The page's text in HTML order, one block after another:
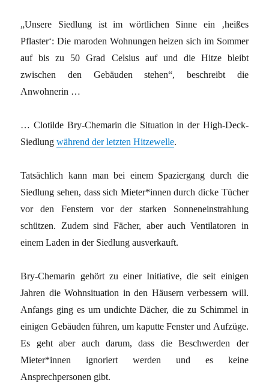
„Unsere Siedlung ist im wörtlichen Sinne ein ‚heißes
Pflaster‘: Die maroden Wohnungen heizen sich im Sommer
auf bis zu 50 Grad Celsius auf und die Hitze bleibt
zwischen den Gebäuden stehen“, beschreibt die
Anwohnerin …
… Clotilde Bry-Chemarin die Situation in der High-Deck-
Siedlungwährend der letzten Hitzewelle.
Tatsächlich kann man bei einem Spaziergang durch die
Siedlung sehen, dass sich Mieter*innen durch dicke Tücher
vor den Fenstern vor der starken Sonneneinstrahlung
schützen. Zudem sind Fächer, aber auch Ventilatoren in
einem Laden in der Siedlung ausverkauft.
Bry-Chemarin gehört zu einer Initiative, die seit einigen
Jahren die Wohnsituation in den Häusern verbessern will.
Anfangs ging es um undichte Dächer, die zu Schimmel in
einigen Gebäuden führen, um kaputte Fenster und Aufzüge.
Es geht aber auch darum, dass die Beschwerden der
Mieter*innen ignoriert werden und es keine
Ansprechpersonen gibt.